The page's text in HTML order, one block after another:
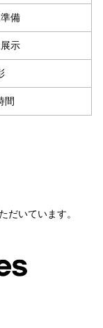
備
示
間
だいています。